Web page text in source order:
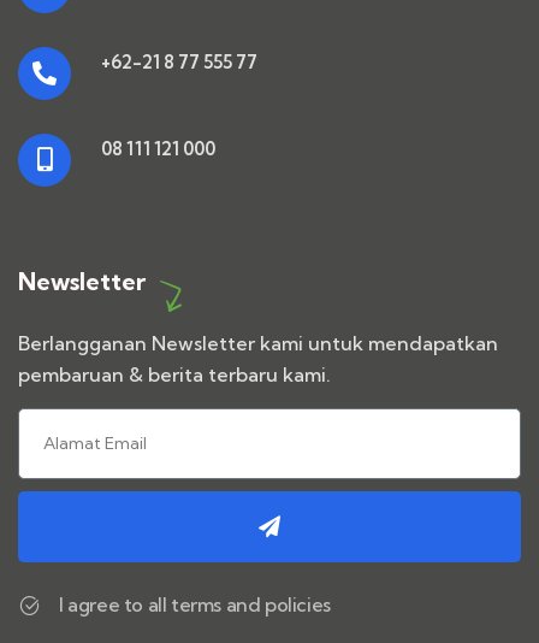
+62-21 8 77 555 77
08 111 121 000
Newsletter
Berlangganan Newsletter kami untuk mendapatkan
pembaruan & berita terbaru kami.
I agree to all terms and policies